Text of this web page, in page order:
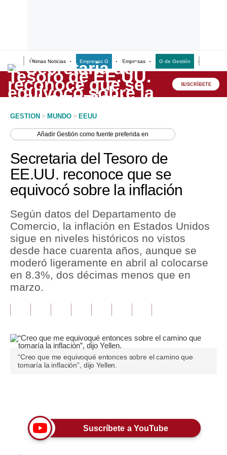
Últimas Noticias Empresas G Empresas G de Gestión
Lo último
Peru Quiosco
Economía
Mercados
Política
Tu Dinero
Finanzas Personales
Inmobiliarias
Editorial
Pregunta de hoy
Lujo
SUSCRÍBETE
GESTION > MUNDO > EEUU
AñadirGestión como fuente preferida en
Secretaria del Tesoro de
EE.UU. reconoce que se
equivocó sobre la inflación
Según datos del Departamento de
Comercio, la inflación en Estados Unidos
sigue en niveles históricos no vistos
desde hace cuarenta años, aunque se
moderó ligeramente en abril al colocarse
en 8.3%, dos décimas menos que en
marzo.
“Creo que me equivoqué entonces sobre el camino que
tomaría la inflación”, dijo Yellen.
Suscríbete a YouTube